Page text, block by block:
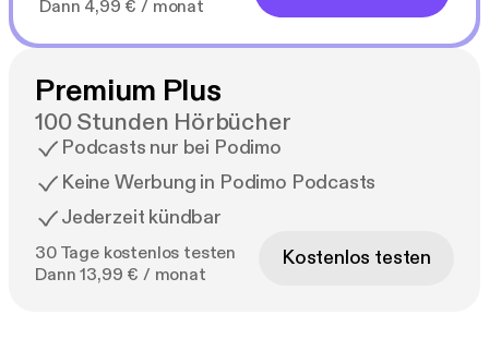
Dann 4,99 € / monat
Premium Plus
100 Stunden Hörbücher
Podcasts nur bei Podimo
Keine Werbung in Podimo Podcasts
Jederzeit kündbar
30 Tage kostenlos testen
Dann 13,99 € / monat
Kostenlos testen